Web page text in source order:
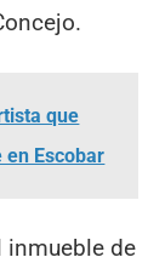
que
en Escobar
inmueble de